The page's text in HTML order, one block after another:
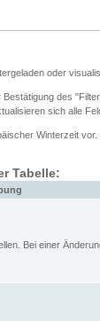
oder
des
sich alle
Winterzeit vor.
Tabelle:
Bei einer